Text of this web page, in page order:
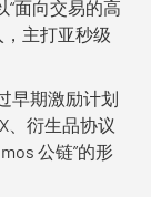
“面向交易的高
，主打亚秒级
早期激励计划
、衍生品协议
公链”的形